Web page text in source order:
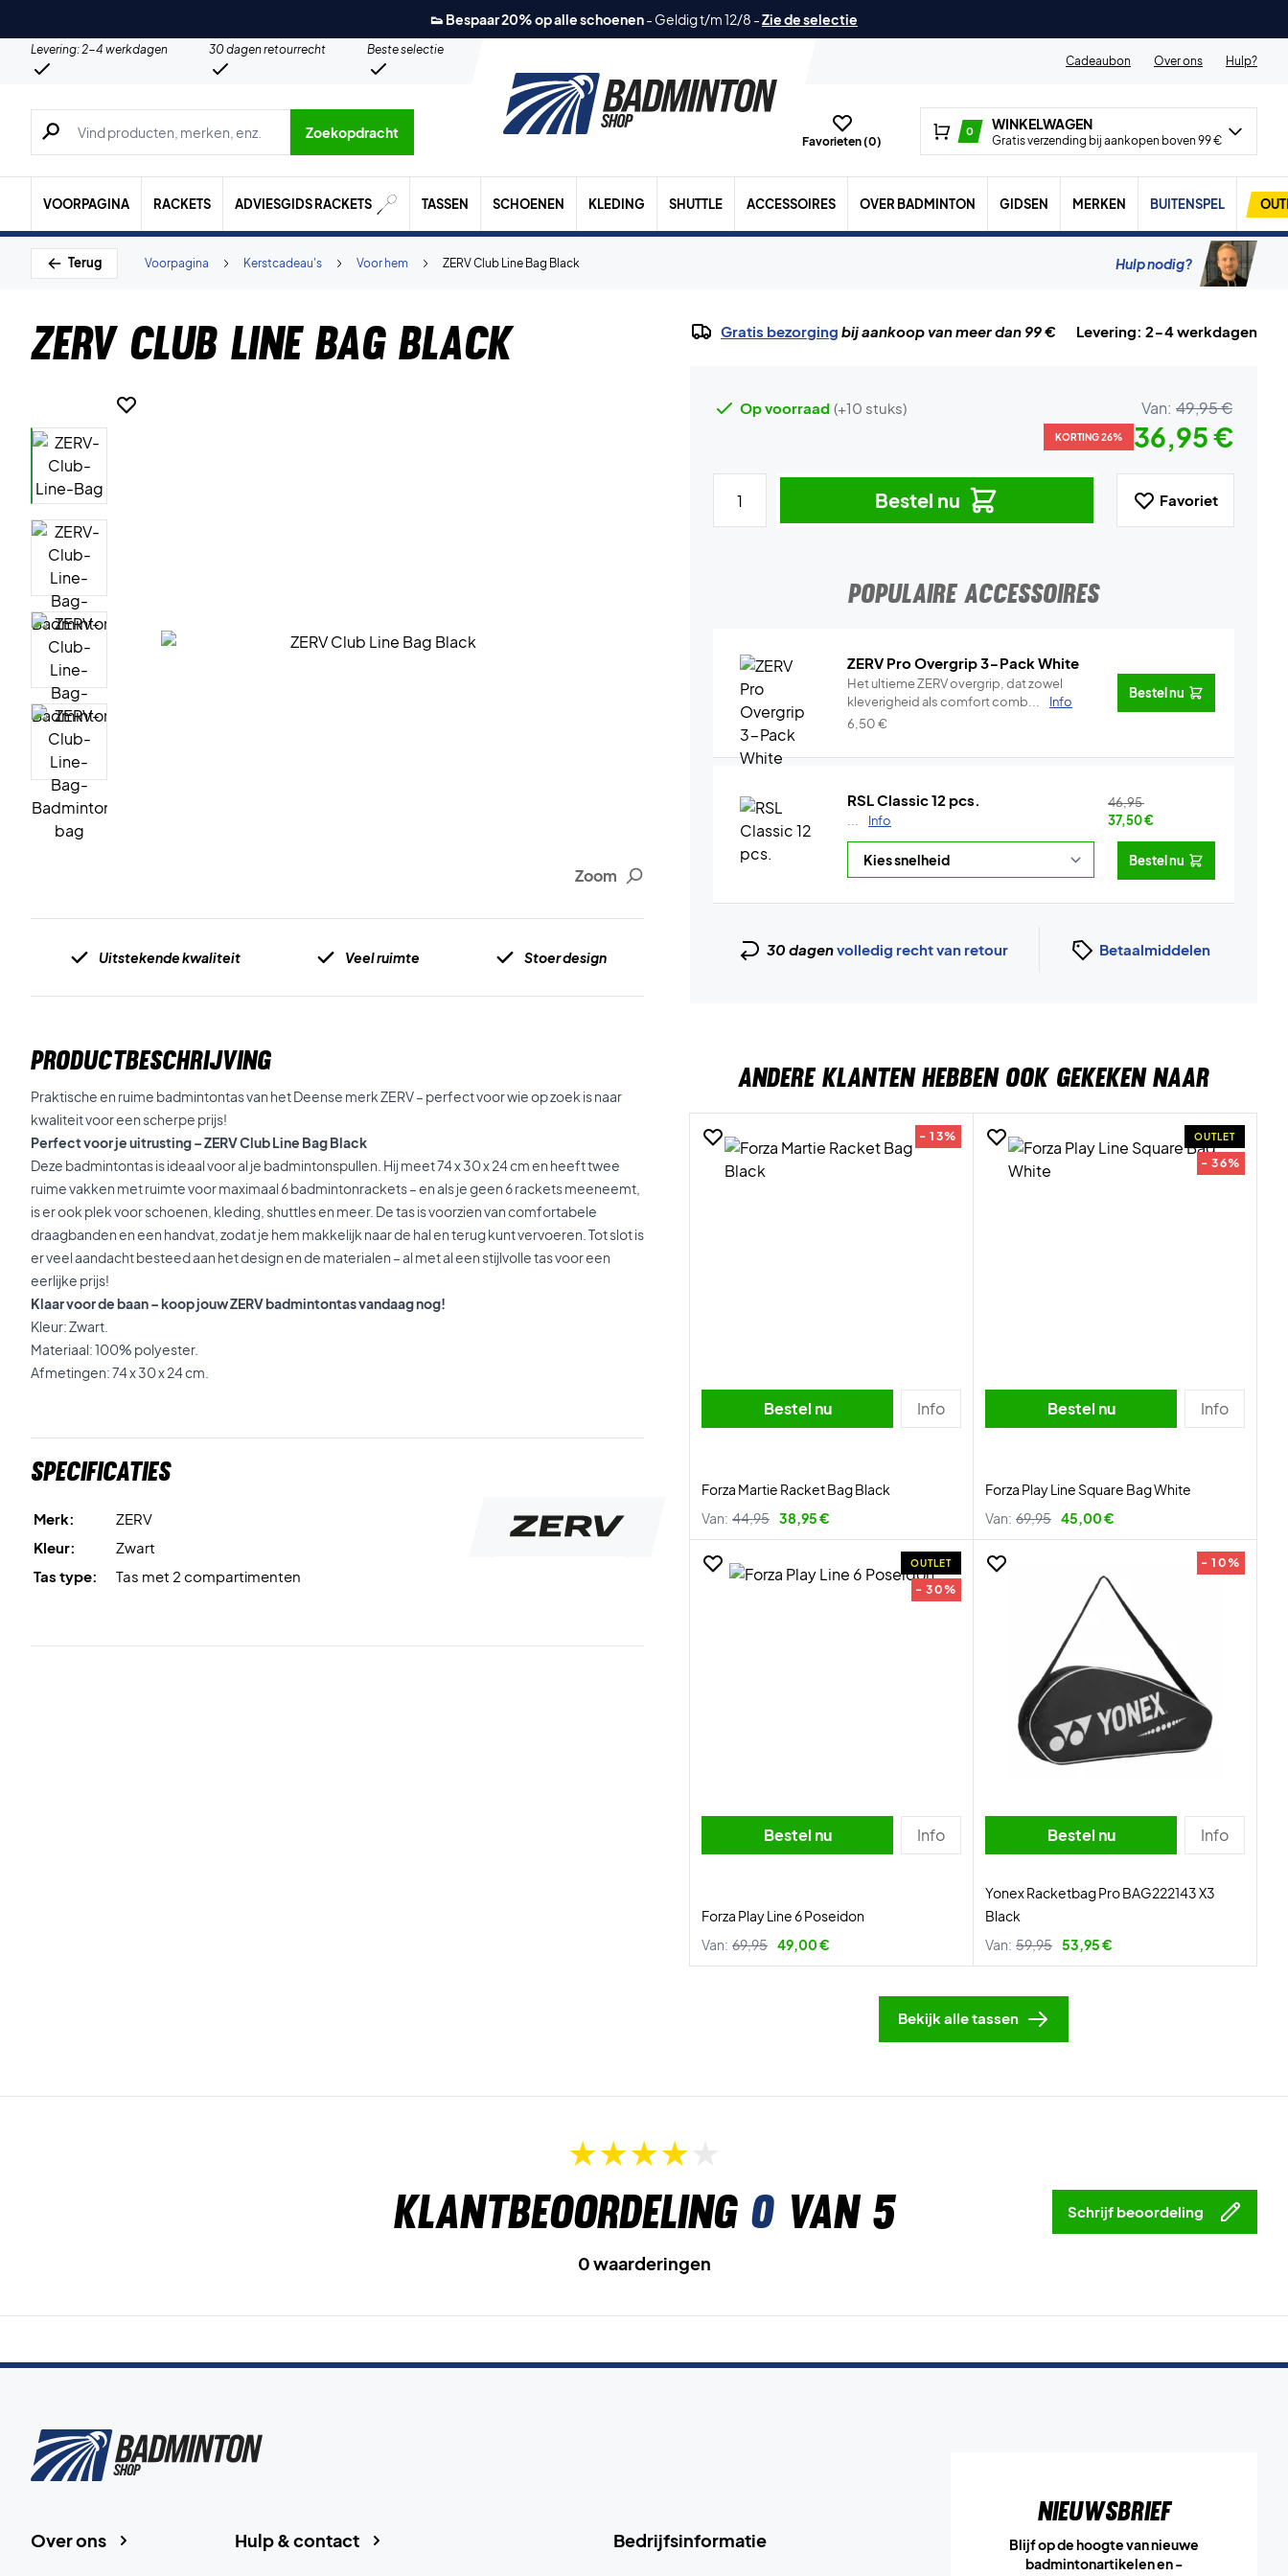
👟 Bespaar 20% op alle schoenen- Geldig t/m 12/8 -Zie de selectie
Levering: 2-4 werkdagen 30 dagen retourrecht
Beste selectie
Cadeaubon
Over ons Hulp?
Zoeken naar producten, merken etc.
Zoekopdracht
Favorieten (0)
0 WINKELWAGEN
Gratis verzending bij aankopen boven 99 €
VOORPAGINA RACKETS ADVIESGIDS RACKETS TASSEN SCHOENEN KLEDING SHUTTLE ACCESSOIRES OVER BADMINTON GIDSEN MERKEN BUITENSPEL
Terug ZERV Club Line Bag Black
Voor hem
Kerstcadeau's
Voorpagina Hulp nodig?
ZERV Club Line Bag Black
Zoom
Uitstekende kwaliteit Veel ruimte Stoer design
PRODUCTBESCHRIJVING
Praktische en ruime badmintontas van het Deense merk ZERV – perfect voor wie op zoek is naar
kwaliteit voor een scherpe prijs!
Perfect voor je uitrusting – ZERV Club Line Bag Black
Deze badmintontas is ideaal voor al je badmintonspullen. Hij meet 74 x 30 x 24 cm en heeft twee
ruime vakken met ruimte voor maximaal 6 badmintonrackets – en als je geen 6 rackets meeneemt,
is er ook plek voor schoenen, kleding, shuttles en meer. De tas is voorzien van comfortabele
draagbanden en een handvat, zodat je hem makkelijk naar de hal en terug kunt vervoeren. Tot slot is
er veel aandacht besteed aan het design en de materialen – al met al een stijlvolle tas voor een
eerlijke prijs!
Klaar voor de baan – koop jouw ZERV badmintontas vandaag nog!
Kleur: Zwart.
Materiaal: 100% polyester.
Afmetingen: 74 x 30 x 24 cm.
Specificaties
Merk:
ZERV
Kleur:
Zwart
Tas type:
Tas met 2 compartimenten
Gratis bezorging bij aankoop van meer dan 99 € Levering: 2-4 werkdagen
Op voorraad (+10 stuks) Van: 49,95 €
KORTING 26% 36,95 €
Bestel nu Favoriet
POPULAIRE ACCESSOIRES
ZERV Pro Overgrip 3-Pack White
Het ultieme ZERV overgrip, dat zowel
kleverigheid als comfort comb...
Info
6,50€
Bestel nu
RSL Classic 12 pcs.
Info
46,95
37,50€
Bestel nu
30 dagenvolledig recht van retour Betaalmiddelen
ANDERE KLANTEN HEBBEN OOK GEKEKEN NAAR
- 13%
Bestel nu Info
Forza Martie Racket Bag Black
Van: 44,95 38,95 €
OUTLET
- 36%
Bestel nu Info
Forza Play Line Square Bag White
Van: 69,95 45,00 €
OUTLET
- 30%
Bestel nu Info
Forza Play Line 6 Poseidon
Van: 69,95 49,00 €
- 10%
Bestel nu Info
Yonex Racketbag Pro BAG222143 X3
Black
Van: 59,95 53,95 €
Bekijk alle tassen
Klantbeoordeling 0van 5 Schrijf beoordeling
0 waarderingen
Bedrijfsinformatie
Hulp & contact
Over ons
Nieuwsbrief
Blijf op de hoogte van nieuwe
badmintonartikelen en -